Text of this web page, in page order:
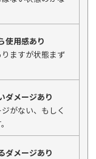
使用感あり
ますが状態まず
ダメージあり
がない、もしく
ダメージあり